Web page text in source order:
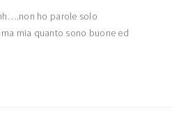
ho parole solo
mia quanto sono buone ed